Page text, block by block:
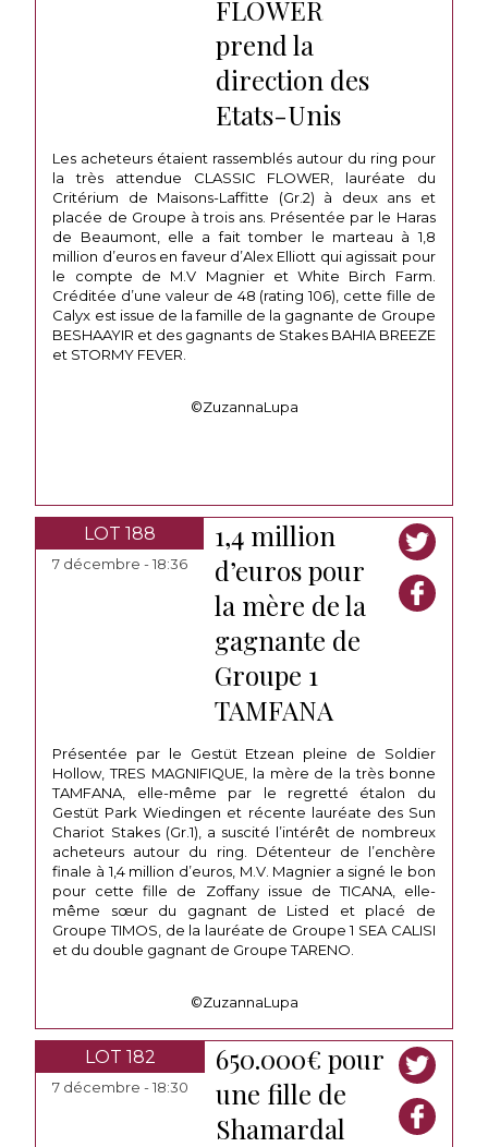
FLOWER
prend la
direction des
Etats-Unis
Les acheteurs étaient rassemblés autour du ring pour
la très attendue CLASSIC FLOWER, lauréate du
Critérium de Maisons-Laffitte (Gr.2) à deux ans et
placée de Groupe à trois ans. Présentée par le Haras
de Beaumont, elle a fait tomber le marteau à 1,8
million d’euros en faveur d’Alex Elliott qui agissait pour
le compte de M.V Magnier et White Birch Farm.
Créditée d’une valeur de 48 (rating 106), cette fille de
Calyx est issue de la famille de la gagnante de Groupe
BESHAAYIR et des gagnants de Stakes BAHIA BREEZE
et STORMY FEVER.
©ZuzannaLupa
LOT 188
7 décembre - 18:36
1,4 million
d’euros pour
la mère de la
gagnante de
Groupe 1
TAMFANA
Présentée par le Gestüt Etzean pleine de Soldier
Hollow, TRES MAGNIFIQUE, la mère de la très bonne
TAMFANA, elle-même par le regretté étalon du
Gestüt Park Wiedingen et récente lauréate des Sun
Chariot Stakes (Gr.1), a suscité l’intérêt de nombreux
acheteurs autour du ring. Détenteur de l’enchère
finale à 1,4 million d’euros, M.V. Magnier a signé le bon
pour cette fille de Zoffany issue de TICANA, elle-
même sœur du gagnant de Listed et placé de
Groupe TIMOS, de la lauréate de Groupe 1 SEA CALISI
et du double gagnant de Groupe TARENO.
©ZuzannaLupa
LOT 182
7 décembre - 18:30
650.000€ pour
une fille de
Shamardal